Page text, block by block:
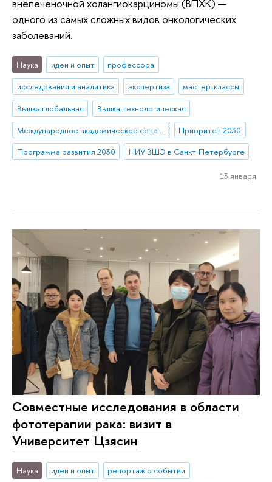
внепеченочной холангиокарциномы (ВПХК) —
одного из самых сложных видов онкологических
заболеваний.
Наука идеи и опыт
профессора
исследования и аналитика
экспертиза
мастер-классы
Вышка глобальная
Вышка технологическая
Приоритет 2030
Программа развития 2030
НИУ ВШЭ в Санкт-Петербурге
13 января
Совместные исследования в области
фототерапии рака: визит в
Университет Цзясин
Наука идеи и опыт
репортаж о событии